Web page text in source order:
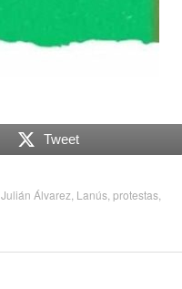
Tweet
Julián Álvarez Lanús protestas